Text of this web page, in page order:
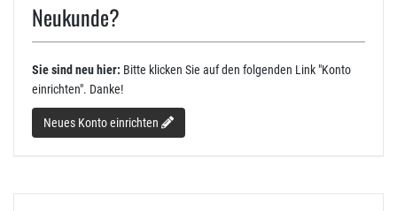
Neukunde?
Sie sind neu hier: Bitte klicken Sie auf den folgenden Link "Konto
einrichten". Danke!
Neues Konto einrichten